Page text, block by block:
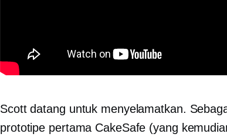
Scott datang untuk menyelamatkan.
prototipe pertama CakeSafe (yang